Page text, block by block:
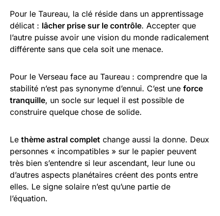
Pour le Taureau, la clé réside dans un apprentissage
délicat : lâcher prise sur le contrôle. Accepter que
l’autre puisse avoir une vision du monde radicalement
différente sans que cela soit une menace.
Pour le Verseau face au Taureau : comprendre que la
stabilité n’est pas synonyme d’ennui. C’est une force
tranquille, un socle sur lequel il est possible de
construire quelque chose de solide.
Le thème astral complet change aussi la donne. Deux
personnes « incompatibles » sur le papier peuvent
très bien s’entendre si leur ascendant, leur lune ou
d’autres aspects planétaires créent des ponts entre
elles. Le signe solaire n’est qu’une partie de
l’équation.